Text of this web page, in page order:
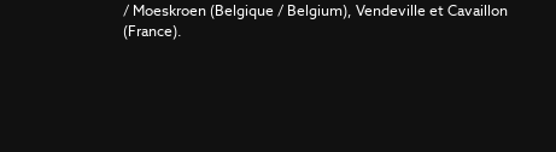
/ Moeskroen (Belgique / Belgium), Vendeville et Cavaillon
(France).